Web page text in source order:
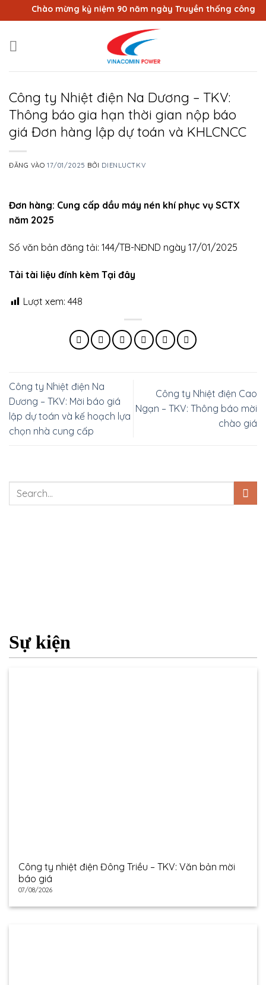
qua
dung
Chào mừng kỷ niệm 90 năm ngày Truyền thống công
Công ty Nhiệt điện Na Dương – TKV:
Thông báo gia hạn thời gian nộp báo
giá Đơn hàng lập dự toán và KHLCNCC
ĐĂNG VÀO17/01/2025 BỞI DIENLUCTKV
Đơn hàng: Cung cấp dầu máy nén khí phục vụ SCTX
năm 2025
Số văn bản đăng tải: 144/TB-NĐND ngày 17/01/2025
Tải tài liệu đính kèm Tại đây
Lượt xem: 448
Công ty Nhiệt điện Na
Dương – TKV: Mời báo giá
lập dự toán và kế hoạch lựa
chọn nhà cung cấp
Công ty Nhiệt điện Cao
Ngạn – TKV: Thông báo mời
chào giá
Sự kiện
Công ty nhiệt điện Đông Triều – TKV: Văn bản mời
báo giá
07/08/2026